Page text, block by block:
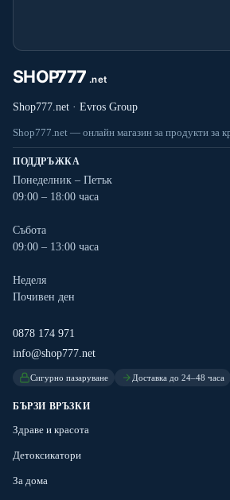
Shop777.net · Evros Group
Shop777.net — онлайн магазин за продукти за
ПОДДРЪЖКА
Понеделник – Петък
09:00 – 18:00 часа
Събота
09:00 – 13:00 часа
Неделя
Почивен ден
0878 174 971
info@shop777.net
Сигурно пазаруване Доставка до 24–48 часа
БЪРЗИ ВРЪЗКИ
Здраве и красота
Детоксикатори
За дома